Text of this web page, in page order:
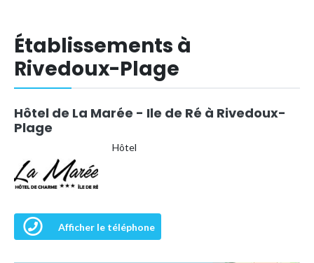
Établissements à
Rivedoux-Plage
Hôtel de La Marée - Ile de Ré à Rivedoux-
Plage
Hôtel
Afficher le téléphone